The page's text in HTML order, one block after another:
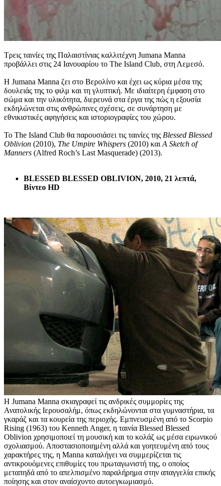
Τρεις ταινίες της Παλαιστίνιας καλλιτέχνη Jumana Manna
προβάλλει στις 24 Ιανουαρίου το The Island Club, στη Λεμεσό.
Η Jumana Manna ζει στο Βερολίνο και έχει ως κύρια μέσα της
δουλειάς της το φιλμ και τη γλυπτική. Με ιδιαίτερη έμφαση στο
σώμα και την υλικότητα, διερευνά στα έργα της πώς η εξουσία
εκδηλώνεται στις ανθρώπινες σχέσεις, σε συνάρτηση με
εθνικιστικές αφηγήσεις και ιστοριογραφίες του χώρου.
Το The Island Club θα παρουσιάσει τις ταινίες της Blessed Blessed
Oblivion (2010), The Umpire Whispers (2010) και A Sketch of
Manners (Alfred Roch’s Last Masquerade) (2013).
BLESSED BLESSED OBLIVION, 2010, 21 λεπτά,
Βίντεο HD
Η Jumana Manna σκιαγραφεί τις ανδρικές συμμορίες της
Ανατολικής Ιερουσαλήμ, όπως εκδηλώνονται στα γυμναστήρια, τα
γκαράζ και τα κουρεία της περιοχής. Εμπνευσμένη από το Scorpio
Rising (1963) του Kenneth Anger, η ταινία Blessed Blessed
Oblivion χρησιμοποιεί τη μουσική και το κολάζ ως μέσα ειρωνικού
σχολιασμού. Αποστασιοποιημένη αλλά και γοητευμένη από τους
χαρακτήρες της, η Manna καταλήγει να συμμερίζεται τις
αντικρουόμενες επιθυμίες του πρωταγωνιστή της, ο οποίος
μεταπηδά από το απελπισμένο παραλήρημα στην απαγγελία επικής
ποίησης και στον αναίσχυντο αυτοεγκωμιασμό.